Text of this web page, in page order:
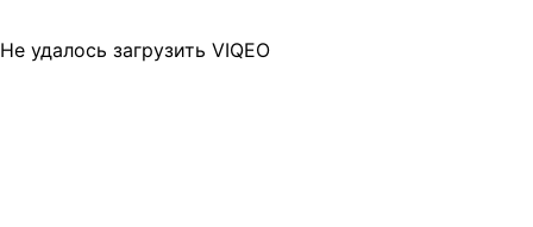
Не удалось загрузить VIQEO